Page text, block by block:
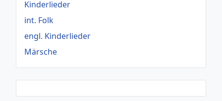
Kinderlieder
int. Folk
engl. Kinderlieder
Märsche